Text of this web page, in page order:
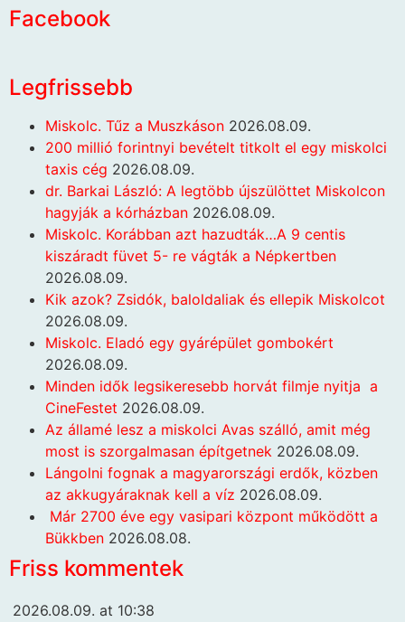
Facebook
Legfrissebb
Miskolc. Tűz a Muszkáson 2026.08.09.
200 millió forintnyi bevételt titkolt el egy miskolci
taxis cég 2026.08.09.
dr. Barkai László: A legtöbb újszülöttet Miskolcon
hagyják a kórházban 2026.08.09.
Miskolc. Korábban azt hazudták…A 9 centis
kiszáradt füvet 5- re vágták a Népkertben
2026.08.09.
Kik azok? Zsidók, baloldaliak és ellepik Miskolcot
2026.08.09.
Miskolc. Eladó egy gyárépület gombokért
2026.08.09.
Minden idők legsikeresebb horvát filmje nyitja a
CineFestet 2026.08.09.
Az államé lesz a miskolci Avas szálló, amit még
most is szorgalmasan építgetnek 2026.08.09.
Lángolni fognak a magyarországi erdők, közben
az akkugyáraknak kell a víz 2026.08.09.
Már 2700 éve egy vasipari központ működött a
Bükkben 2026.08.08.
Friss kommentek
2026.08.09. at 10:38